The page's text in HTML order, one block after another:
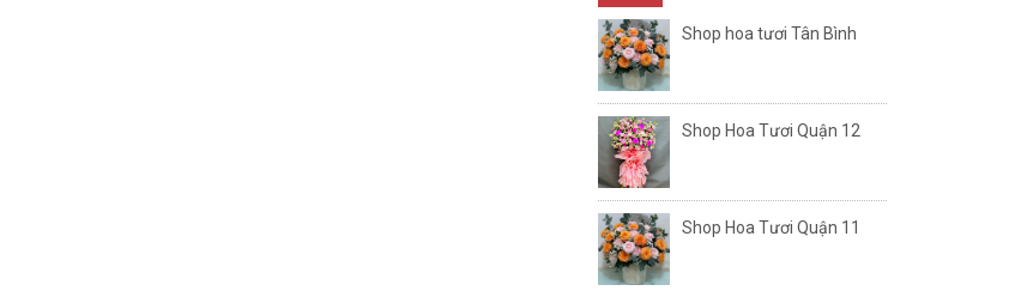
Shop hoa tươi Tân Bình
Shop Hoa Tươi Quận 12
Shop Hoa Tươi Quận 11